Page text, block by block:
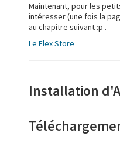
Maintenant, pour les
intéresser (une fois la
au chapitre suivant :p .
Le Flex Store
Installation